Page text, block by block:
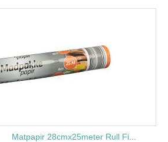
Matpapir 28cmx25meter Rull Fi...